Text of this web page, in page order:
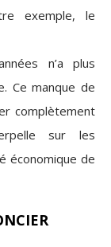
exemple, le
n’a plus
Ce manque de
complètement
sur les
économique de